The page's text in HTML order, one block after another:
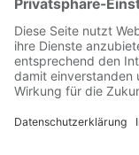
Follow us on...